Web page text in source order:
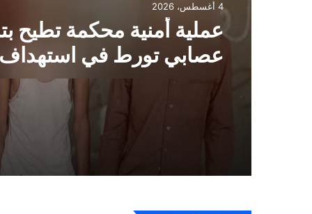
4 أغسطس، 2026
عملية أمنية محكمة تطيح
عصابي تورط في استهداف
ممتلكات تجارية بـ عدن